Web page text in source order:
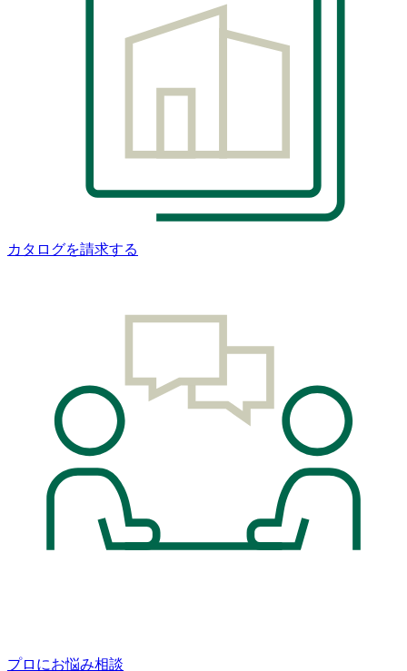
カタログを請求する
プロにお悩み相談